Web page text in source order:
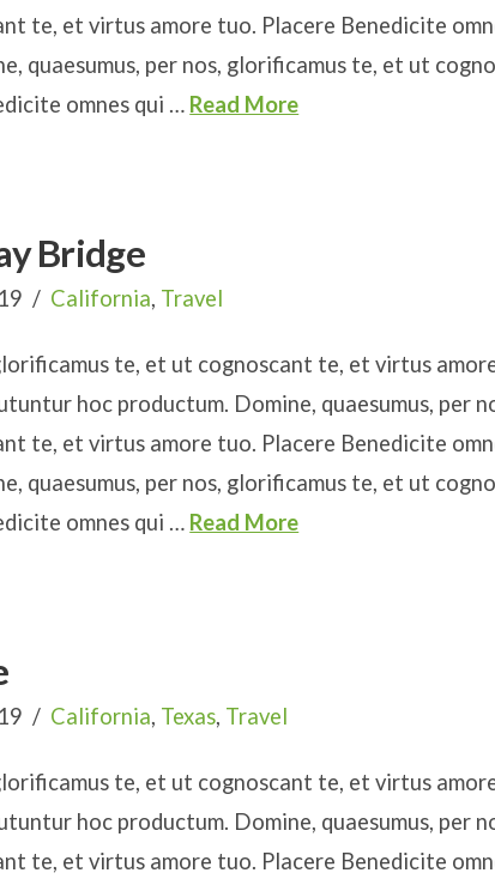
te, et virtus amore tuo. Placere Benedicite
quaesumus, per nos, glorificamus te, et ut
omnes qui … Read More
Bridge
California, Travel
te, et ut cognoscant te, et virtus
hoc productum. Domine, quaesumus, per
te, et virtus amore tuo. Placere Benedicite
quaesumus, per nos, glorificamus te, et ut
omnes qui … Read More
California, Texas, Travel
te, et ut cognoscant te, et virtus
hoc productum. Domine, quaesumus, per
te, et virtus amore tuo. Placere Benedicite